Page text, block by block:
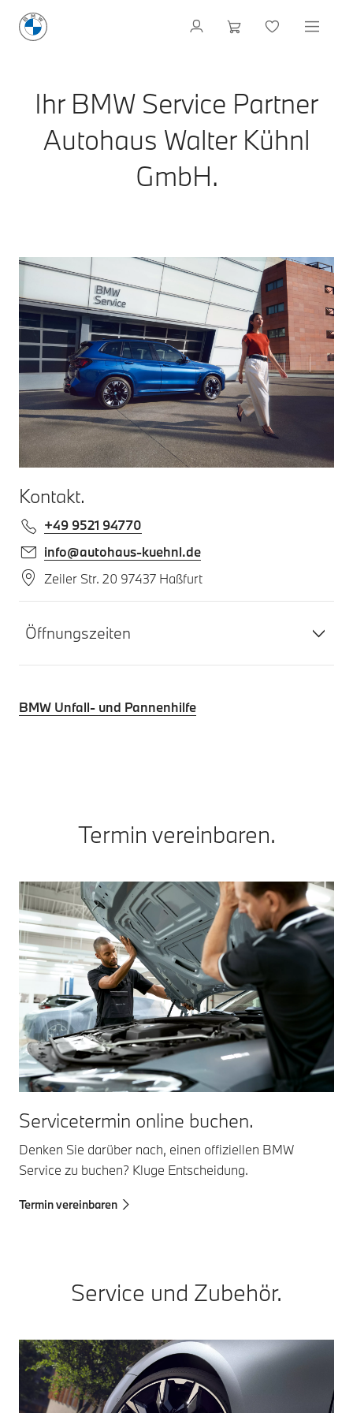
Ihr BMW Service Partner
Autohaus Walter Kühnl
GmbH.
Kontakt.
+49 9521 94770
info@autohaus-kuehnl.de
Zeiler Str. 20 97437 Haßfurt
Öffnungszeiten
BMW Unfall- und Pannenhilfe
Termin vereinbaren.
Servicetermin online buchen.
Denken Sie darüber nach, einen offiziellen BMW
Service zu buchen? Kluge Entscheidung.
Termin vereinbaren
Service und Zubehör.